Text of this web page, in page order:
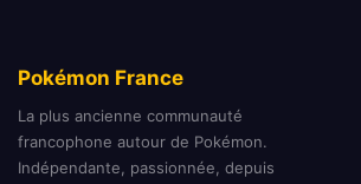
Pokémon France
La plus ancienne communauté
francophone autour de Pokémon.
Indépendante, passionnée, depuis